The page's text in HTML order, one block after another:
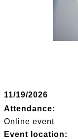
11/19/2026
Attendance:
Online event
Event location: